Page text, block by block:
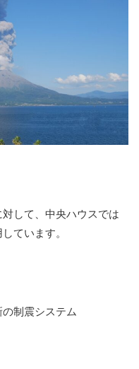
して、中央ハウスでは
ています。
制震システム